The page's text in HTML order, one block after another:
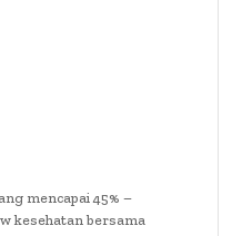
mencapai 45% –
kesehatan bersama